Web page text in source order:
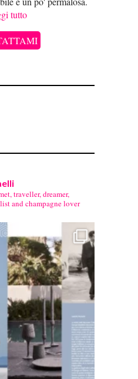
tutto
traveller, dreamer,
and champagne lover